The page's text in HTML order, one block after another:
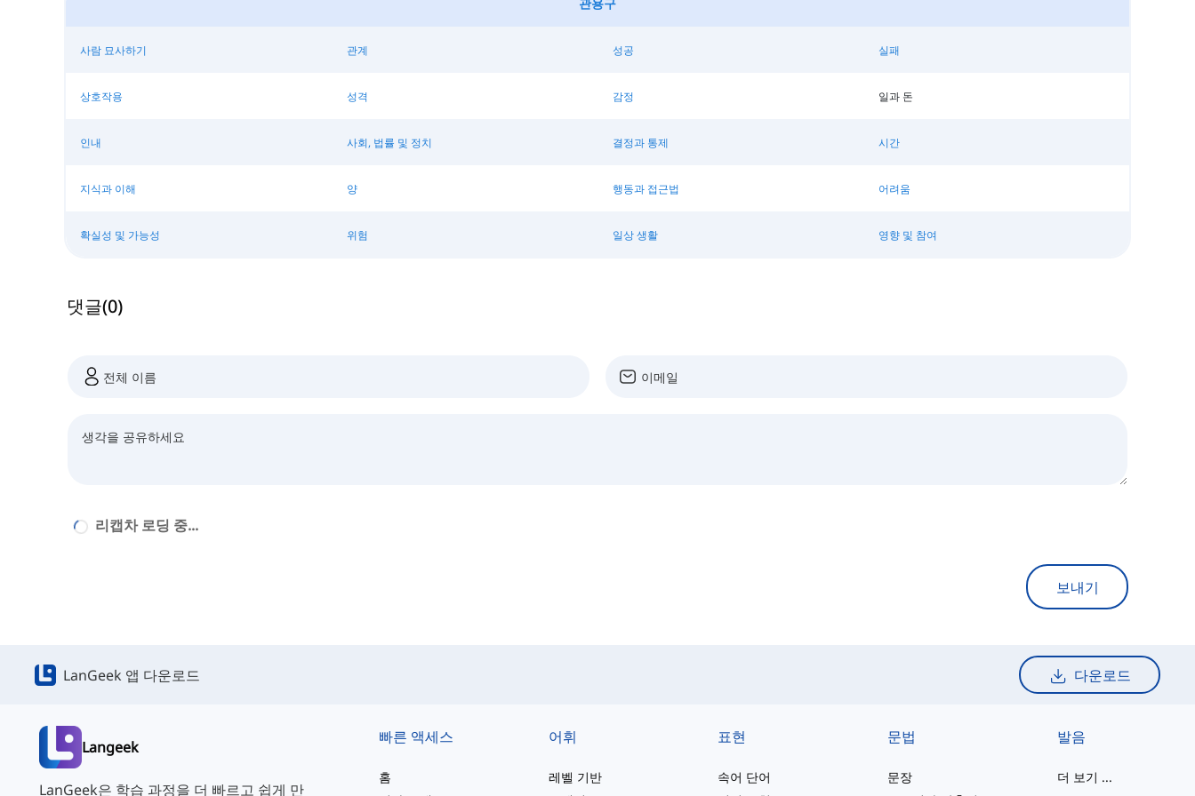
사람 묘사하기 관계 성공 실패
상호작용 성격 감정 일과 돈
인내 사회, 법률 및 정치 결정과 통제 시간
지식과 이해 양 행동과 접근법 어려움
확실성 및 가능성 위험 일상 생활 영향 및 참여
댓글(0)
리캡차 로딩 중...
보내기
LanGeek 앱 다운로드 다운로드
Langeek
LanGeek은 학습 과정을 더 빠르고 쉽게 만
빠른 액세스
홈
어휘
레벨 기반
표현
속어 단어
문법
문장
발음
더 보기 ...